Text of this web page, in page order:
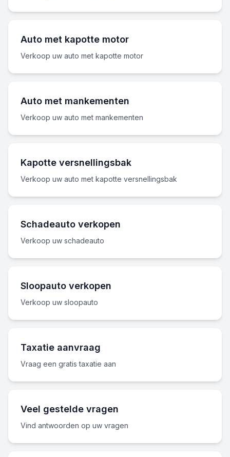
Auto met kapotte motor
Verkoop uw auto met kapotte motor
Auto met mankementen
Verkoop uw auto met mankementen
Kapotte versnellingsbak
Verkoop uw auto met kapotte versnellingsbak
Schadeauto verkopen
Verkoop uw schadeauto
Sloopauto verkopen
Verkoop uw sloopauto
Taxatie aanvraag
Vraag een gratis taxatie aan
Veel gestelde vragen
Vind antwoorden op uw vragen